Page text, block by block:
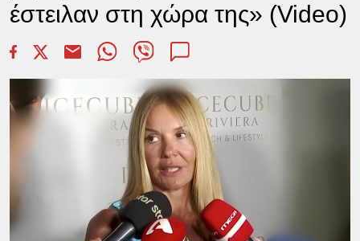
έστειλαν στη χώρα της» (Video)